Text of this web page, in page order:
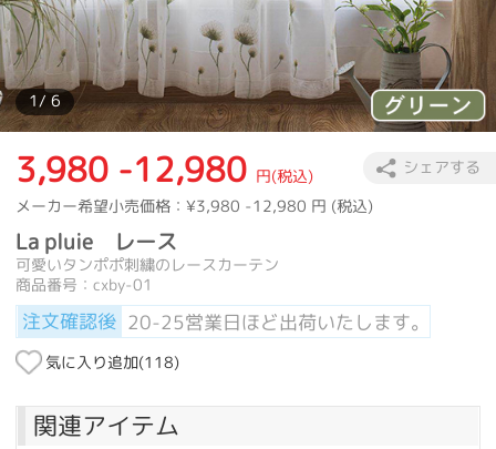
カーテン>カラー> ブラウン
La pluie レース
カーテン> カラー> グレー>La pluie レース
カーテン>人気特集> おすすめ商品 >
La pluie レース
1/ 6
3,980 -12,980 円(税込)
メーカー希望小売価格：¥3,980 -12,980 円 (税込)
La pluie レース
可愛いタンポポ刺繍のレースカーテン
商品番号：cxby-01
注文確認後 20-25営業日ほど出荷いたします。
気に入り追加(118)
シェアする
関連アイテム